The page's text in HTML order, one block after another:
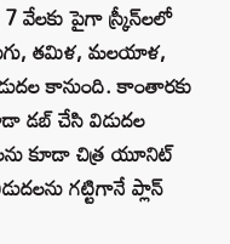
వేలకు పైగా స్క్రీన్‌లలో
తమిళ, మలయాళ,
కానుంది. కాంతారకు
డబ్‌ చేసి విడుదల
కూడా చిత్ర యూనిట్
గట్టిగానే ప్లాన్